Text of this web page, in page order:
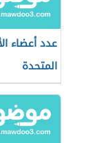
عدد أعضاء
المتحدة